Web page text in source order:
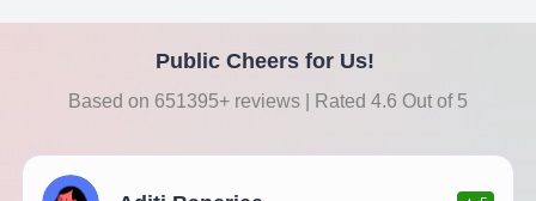
Public Cheers for Us!
Based on 651395+ reviews | Rated 4.6 Out of 5